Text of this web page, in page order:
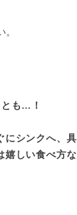
も…！
にシンクへ、具
嬉しい食べ方な